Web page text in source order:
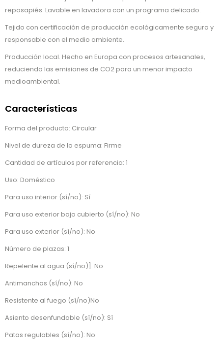
reposapiés. Lavable en lavadora con un programa delicado.
Tejido con certificación de producción ecológicamente segura y
responsable con el medio ambiente.
Producción local. Hecho en Europa con procesos artesanales,
reduciendo las emisiones de CO2 para un menor impacto
medioambiental.
Características
Forma del producto: Circular
Nivel de dureza de la espuma: Firme
Cantidad de artículos por referencia: 1
Uso: Doméstico
Para uso interior (sí/no): Sí
Para uso exterior bajo cubierto (sí/no): No
Para uso exterior (sí/no): No
Número de plazas: 1
Repelente al agua (sí/no)]: No
Antimanchas (sí/no): No
Resistente al fuego (sí/no)No
Asiento desenfundable (sí/no): Sí
Patas regulables (sí/no): No